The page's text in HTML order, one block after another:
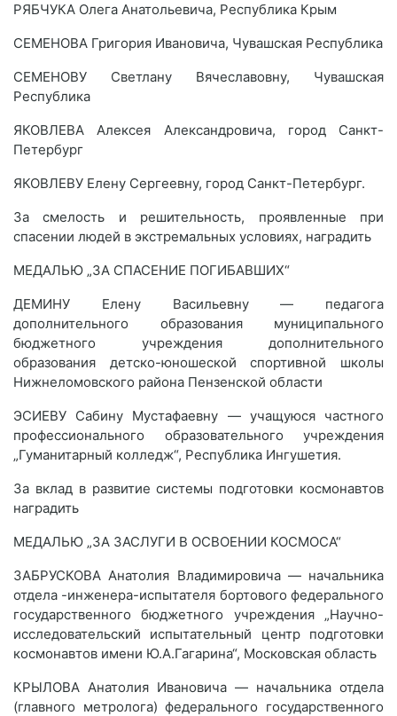
РЯБЧУКА Олега Анатольевича, Республика Крым
СЕМЕНОВА Григория Ивановича, Чувашская Республика
СЕМЕНОВУ Светлану Вячеславовну, Чувашская
Республика
ЯКОВЛЕВА Алексея Александровича, город Санкт-
Петербург
ЯКОВЛЕВУ Елену Сергеевну, город Санкт-Петербург.
За смелость и решительность, проявленные при
спасении людей в экстремальных условиях, наградить
МЕДАЛЬЮ „ЗА СПАСЕНИЕ ПОГИБАВШИХ“
ДЕМИНУ Елену Васильевну — педагога
дополнительного образования муниципального
бюджетного учреждения дополнительного
образования детско-юношеской спортивной школы
Нижнеломовского района Пензенской области
ЭСИЕВУ Сабину Мустафаевну — учащуюся частного
профессионального образовательного учреждения
„Гуманитарный колледж“, Республика Ингушетия.
За вклад в развитие системы подготовки космонавтов
наградить
МЕДАЛЬЮ „ЗА ЗАСЛУГИ В ОСВОЕНИИ КОСМОСА“
ЗАБРУСКОВА Анатолия Владимировича — начальника
отдела -инженера-испытателя бортового федерального
государственного бюджетного учреждения „Научно-
исследовательский испытательный центр подготовки
космонавтов имени Ю.А.Гагарина“, Московская область
КРЫЛОВА Анатолия Ивановича — начальника отдела
(главного метролога) федерального государственного